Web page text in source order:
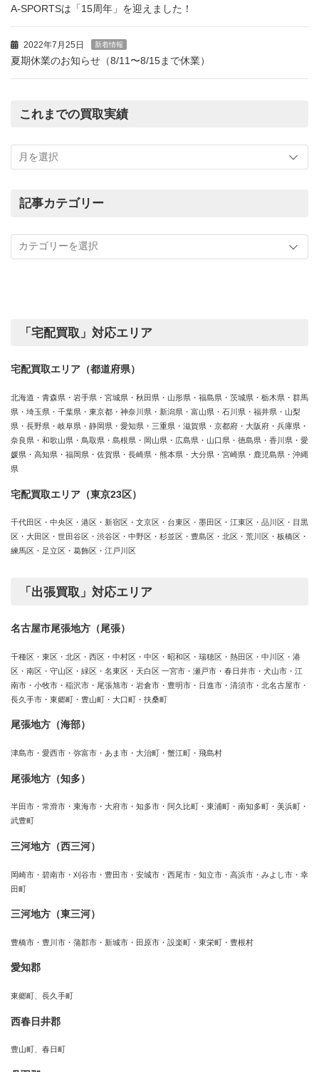
A-SPORTSは「15周年」を迎えました！
2022年7月25日 新着情報
夏期休業のお知らせ（8/11〜8/15まで休業）
これまでの買取実績
ま
の
績
記事カテゴリー
カ
「宅配買取」対応エリア
宅配買取エリア（都道府県）
北海道・青森県・岩手県・宮城県・秋田県・山形県・福島県・茨城県・栃木県・群馬
県・埼玉県・千葉県・東京都・神奈川県・新潟県・富山県・石川県・福井県・山梨
県・長野県・岐阜県・静岡県・愛知県・三重県・滋賀県・京都府・大阪府・兵庫県・
奈良県・和歌山県・鳥取県・島根県・岡山県・広島県・山口県・徳島県・香川県・愛
媛県・高知県・福岡県・佐賀県・長崎県・熊本県・大分県・宮崎県・鹿児島県・沖縄
県
宅配買取エリア（東京23区）
千代田区・中央区・港区・新宿区・文京区・台東区・墨田区・江東区・品川区・目黒
区・大田区・世田谷区・渋谷区・中野区・杉並区・豊島区・北区・荒川区・板橋区・
練馬区・足立区・葛飾区・江戸川区
「出張買取」対応エリア
名古屋市尾張地方（尾張）
千種区・東区・北区・西区・中村区・中区・昭和区・瑞穂区・熱田区・中川区・港
区・南区・守山区・緑区・名東区・天白区 一宮市・瀬戸市・春日井市・犬山市・江
南市・小牧市・稲沢市・尾張旭市・岩倉市・豊明市・日進市・清須市・北名古屋市・
長久手市・東郷町・豊山町・大口町・扶桑町
尾張地方（海部）
津島市・愛西市・弥富市・あま市・大治町・蟹江町・飛島村
尾張地方（知多）
半田市・常滑市・東海市・大府市・知多市・阿久比町・東浦町・南知多町・美浜町・
武豊町
三河地方（西三河）
岡崎市・碧南市・刈谷市・豊田市・安城市・西尾市・知立市・高浜市・みよし市・幸
田町
三河地方（東三河）
豊橋市・豊川市・蒲郡市・新城市・田原市・設楽町・東栄町・豊根村
愛知郡
東郷町、長久手町
西春日井郡
豊山町、春日町